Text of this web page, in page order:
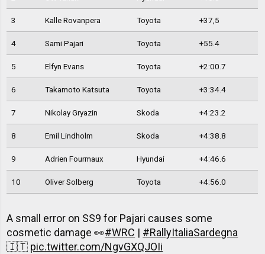
3 Kalle Rovanpera Toyota +37,5
4 Sami Pajari Toyota +55.4
5 Elfyn Evans Toyota +2:00.7
6 Takamoto Katsuta Toyota +3:34.4
7 Nikolay Gryazin Skoda +4:23.2
8 Emil Lindholm Skoda +4:38.8
9 Adrien Fourmaux Hyundai +4:46.6
10 Oliver Solberg Toyota +4:56.0
A small error on SS9 for Pajari causes some
cosmetic damage 👀#WRC | #RallyItaliaSardegna
🇮🇹 pic.twitter.com/NgvGXQJOIi